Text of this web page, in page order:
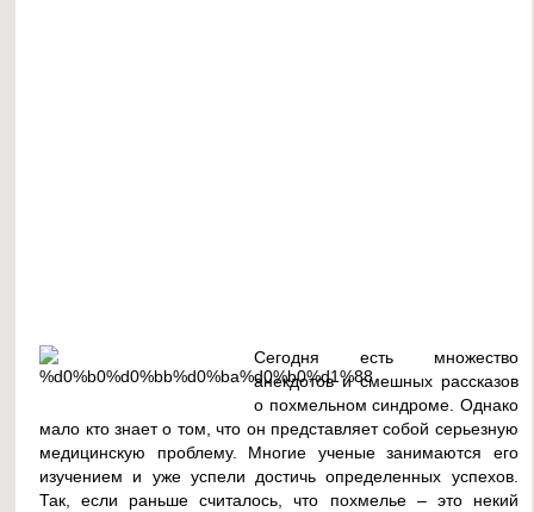
Сегодня есть множество
анекдотов и смешных рассказов
о похмельном синдроме. Однако
мало кто знает о том, что он представляет собой серьезную
медицинскую проблему. Многие ученые занимаются его
изучением и уже успели достичь определенных успехов.
Так, если раньше считалось, что похмелье – это некий